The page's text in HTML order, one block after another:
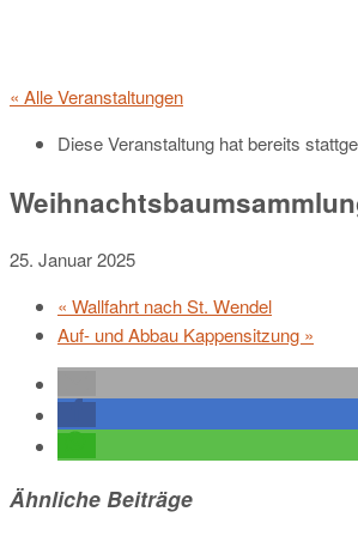
« Alle Veranstaltungen
Diese Veranstaltung hat bereits
25. Januar 2025
« Wallfahrt nach St. Wendel
Auf- und Abbau Kappensitzung »
Ähnliche Beiträge